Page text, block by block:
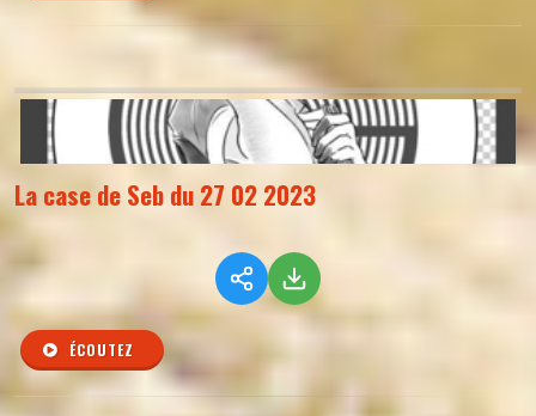
La case de Seb du 27 02 2023
ÉCOUTEZ